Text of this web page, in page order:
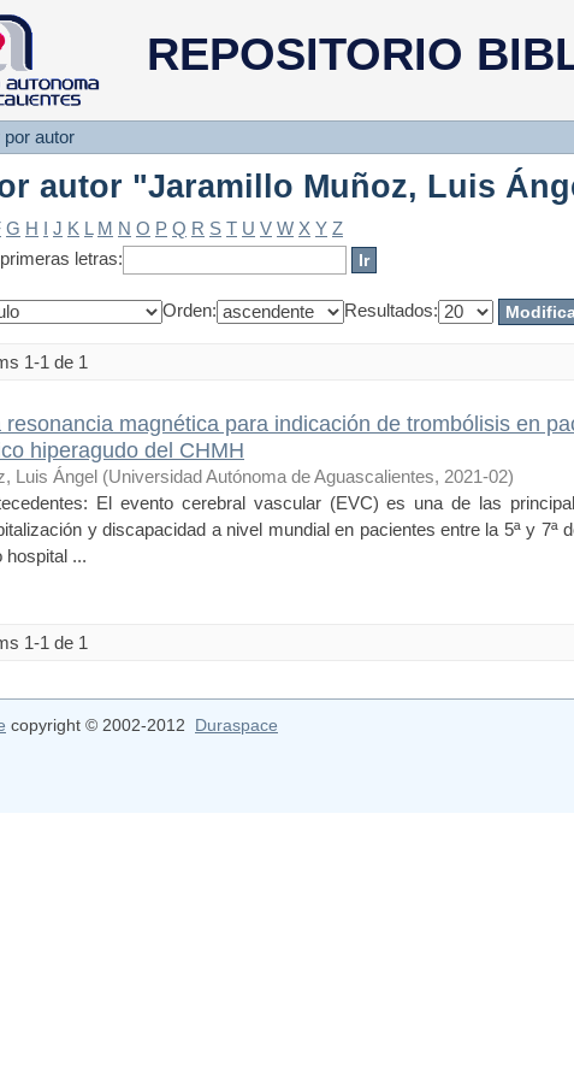
REPOSITORIO
autor "Jaramillo Muñoz, Luis
por autor
autor "Jaramillo Muñoz, Luis
G H I J K L M N O P Q R S T U V W X Y Z
letras:
Orden: Resultados:
1-1 de 1
resonancia magnética para indicación de trombólisis en
hiperagudo del CHMH
Luis Ángel (Universidad Autónoma de Aguascalientes, 2021-02)
El evento cerebral vascular (EVC) es una de las
y discapacidad a nivel mundial en pacientes entre la 5ª y 7ª
hospital ...
1-1 de 1
copyright © 2002-2012 Duraspace